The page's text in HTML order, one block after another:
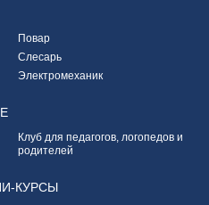
Повар
Слесарь
Электромеханик
Клуб для педагогов, логопедов и
родителей
КУРСЫ